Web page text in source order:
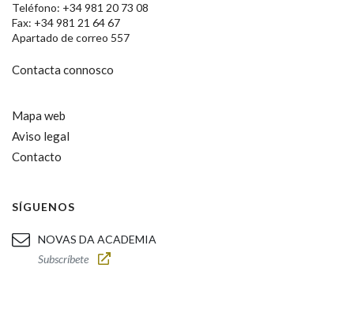
Teléfono: +34 981 20 73 08
Fax: +34 981 21 64 67
Apartado de correo 557
Contacta connosco
Mapa web
Aviso legal
Contacto
SÍGUENOS
NOVAS DA ACADEMIA
Subscríbete